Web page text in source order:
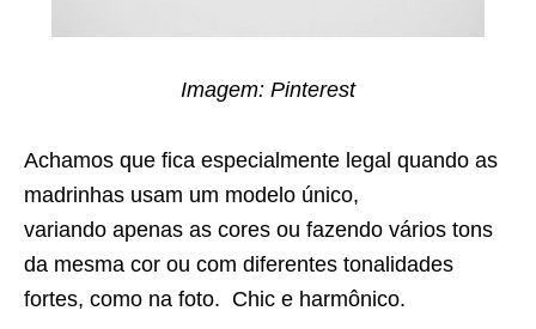
Imagem: Pinterest
Achamos que fica especialmente legal quando as
madrinhas usam um modelo único,
variando apenas as cores ou fazendo vários tons
da mesma cor ou com diferentes tonalidades
fortes, como na foto. Chic e harmônico.